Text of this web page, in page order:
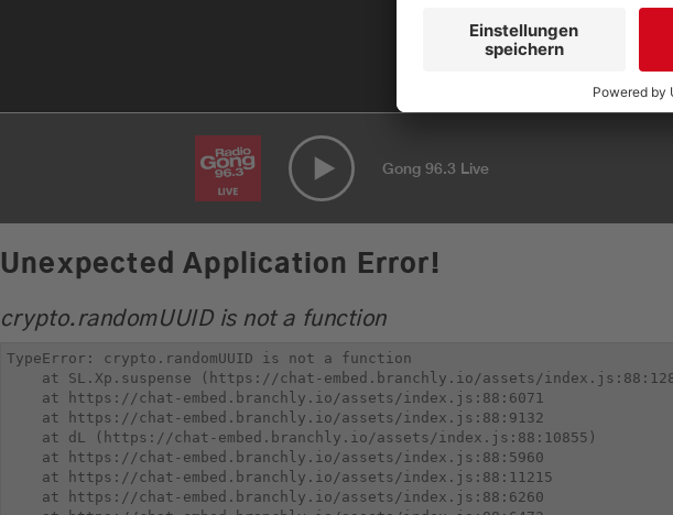
Gong 96.3 Live
Unexpected Application Error!
crypto.randomUUID is not a function
TypeError: crypto.randomUUID is not a function
at SL.Xp.suspense (https://chat-embed.branchly.io/assets/
    at https://chat-embed.branchly.io/assets/index.js:88:6071
    at https://chat-embed.branchly.io/assets/index.js:88:9132
    at dL (https://chat-embed.branchly.io/assets/index.js:88:10855)
    at https://chat-embed.branchly.io/assets/index.js:88:5960
    at https://chat-embed.branchly.io/assets/index.js:88:11215
    at https://chat-embed.branchly.io/assets/index.js:88:6260